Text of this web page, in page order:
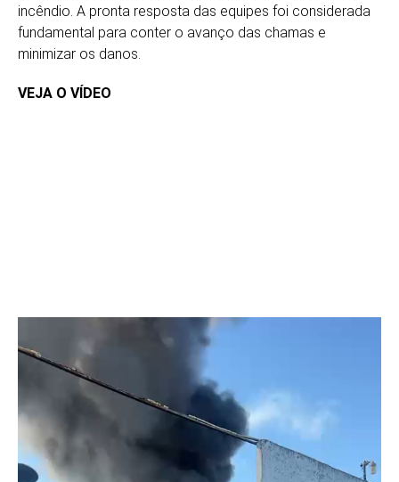
incêndio. A pronta resposta das equipes foi considerada
fundamental para conter o avanço das chamas e
minimizar os danos.
VEJA O VÍDEO